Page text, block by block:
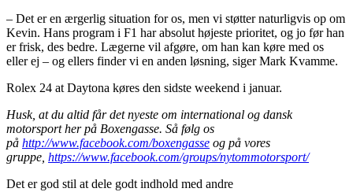
– Det er en ærgerlig situation for os, men vi støtter naturligvis op om
Kevin. Hans program i F1 har absolut højeste prioritet, og jo før han
er frisk, des bedre. Lægerne vil afgøre, om han kan køre med os
eller ej – og ellers finder vi en anden løsning, siger Mark Kvamme.
Rolex 24 at Daytona køres den sidste weekend i januar.
Husk, at du altid får det nyeste om international og dansk
motorsport her på Boxengasse. Så følg os
på http://www.facebook.com/boxengasse og på vores
gruppe, https://www.facebook.com/groups/nytommotorsport/
Det er god stil at dele godt indhold med andre